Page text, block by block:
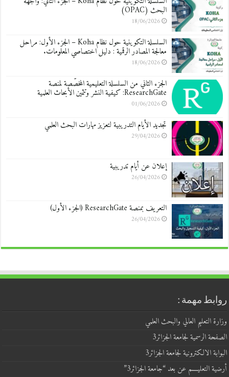
البحث (OPAC)
18/06/2026
السلسلة التكوينية حول نظام Koha – الجزء الأول: مراحل
معالجة المصادر الرقمية : دليل اختصاصي المعلومات.
18/06/2026
الجزء الثاني من السلسلة التعليمية المخصّصة لمنصة
ResearchGate: كيفية النشر وتثمين الأبحاث العلمية
01/06/2026
تجديد الأيام التدريبية لتعزيز مهارات البحث العلمي
29/04/2026
إعلان عن أيام تدريبية
26/04/2026
التعريف بمنصة ResearchGate (الجزء الأول)
26/04/2026
روابط مهمة :
وزارة التعليم العالي والبحث العلمي
الصفحة الرسمية لجامعة الجزائر3
البوابة الالكترونية لجامعة الجزائر3
أرضية التعليــــم عن بعد “جامعة الجزائر3”